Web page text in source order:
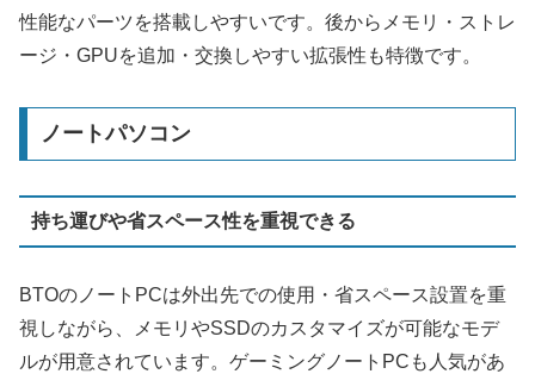
性能なパーツを搭載しやすいです。後からメモリ・ストレ
ージ・GPUを追加・交換しやすい拡張性も特徴です。
ノートパソコン
持ち運びや省スペース性を重視できる
BTOのノートPCは外出先での使用・省スペース設置を重
視しながら、メモリやSSDのカスタマイズが可能なモデ
ルが用意されています。ゲーミングノートPCも人気があ